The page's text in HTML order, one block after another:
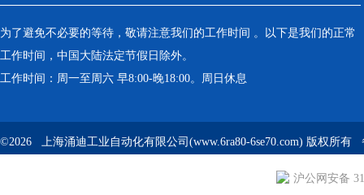
为了避免不必要的等待，敬请注意我们的工作时间 。以下是我们的正常
工作时间，中国大陆法定节假日除外。
工作时间：周一至周六 早8:00-晚18:00。周日休息
©2026 上海涌迪工业自动化有限公司(www.6ra80-6se70.com) 版权所有
沪公网安备